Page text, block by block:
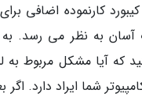
کارنموده اضافی
آسان به نظر می رسد.
که آیا مشکل مربوط
شما ایراد دارد.